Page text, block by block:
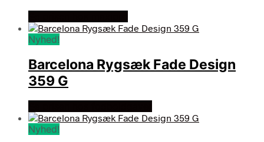
Nyhed!
Barcelona Rygsæk Fade Design
359 G
Nyhed!